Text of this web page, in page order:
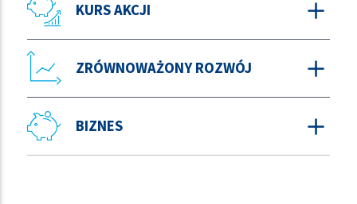
KURS AKCJI
ZRÓWNOWAŻONY ROZWÓJ
BIZNES